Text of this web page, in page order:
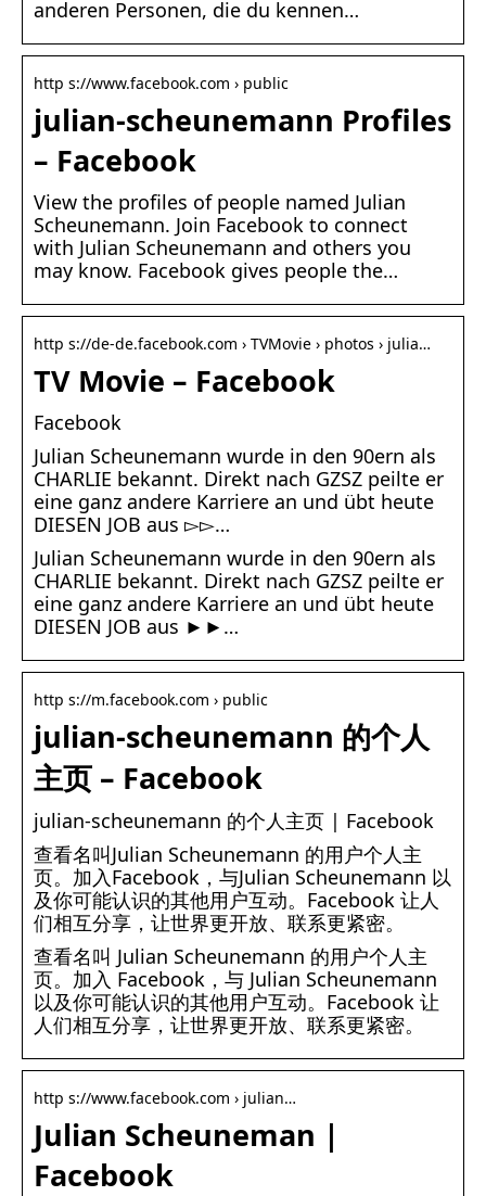
anderen Personen, die du kennen…
http s://www.facebook.com › public
julian-scheunemann Profiles
– Facebook
View the profiles of people named Julian
Scheunemann. Join Facebook to connect
with Julian Scheunemann and others you
may know. Facebook gives people the…
http s://de-de.facebook.com › TVMovie › photos › julia…
TV Movie – Facebook
Facebook
Julian Scheunemann wurde in den 90ern als
CHARLIE bekannt. Direkt nach GZSZ peilte er
eine ganz andere Karriere an und übt heute
DIESEN JOB aus ▻▻…
Julian Scheunemann wurde in den 90ern als
CHARLIE bekannt. Direkt nach GZSZ peilte er
eine ganz andere Karriere an und übt heute
DIESEN JOB aus ►►…
http s://m.facebook.com › public
julian-scheunemann 的个人
主页 – Facebook
julian-scheunemann 的个人主页 | Facebook
查看名叫Julian Scheunemann 的用户个人主
页。加入Facebook，与Julian Scheunemann 以
及你可能认识的其他用户互动。Facebook 让人
们相互分享，让世界更开放、联系更紧密。
查看名叫 Julian Scheunemann 的用户个人主
页。加入 Facebook，与 Julian Scheunemann
以及你可能认识的其他用户互动。Facebook 让
人们相互分享，让世界更开放、联系更紧密。
http s://www.facebook.com › julian…
Julian Scheuneman |
Facebook